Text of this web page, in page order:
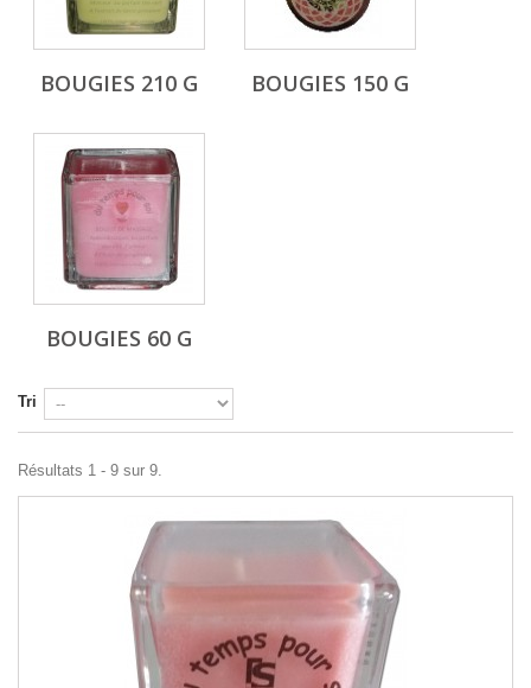
BOUGIES 210 G BOUGIES 150 G
BOUGIES 60 G
Tri
Résultats 1 - 9 sur 9.